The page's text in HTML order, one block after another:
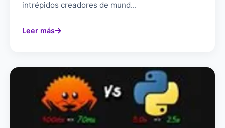
intrépidos creadores de mund...
Leer más